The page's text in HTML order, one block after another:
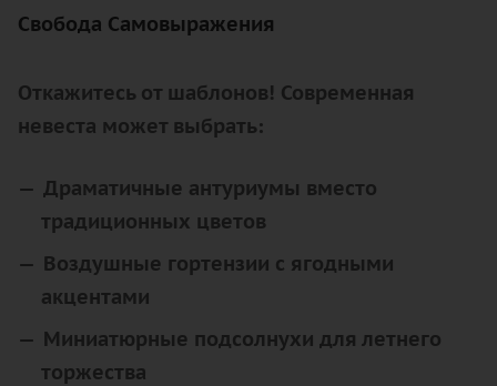
Свобода Самовыражения
Откажитесь от шаблонов! Современная
невеста может выбрать:
Драматичные антуриумы вместо
традиционных цветов
Воздушные гортензии с ягодными
акцентами
Миниатюрные подсолнухи для летнего
торжества